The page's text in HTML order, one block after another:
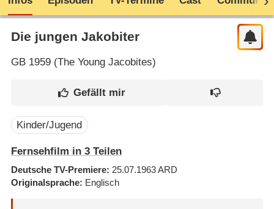
Die jungen Jakobiter
GB1959 (The Young Jacobites)
Kinder/Jugend
Fernsehfilm in 3 Teilen
Deutsche TV-Premiere 25.07.1963ARD
Originalsprache Englisch